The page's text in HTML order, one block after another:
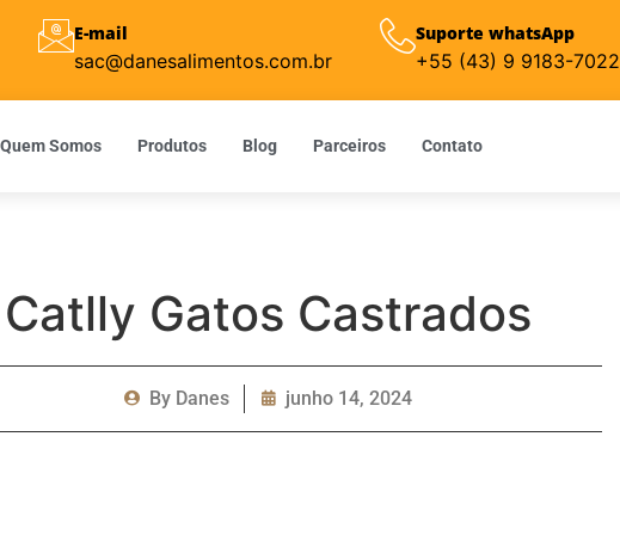
E-mail
sac@danesalimentos.com.br
Suporte whatsApp
+55 (43) 9 9183-7022
Quem Somos Produtos Blog Parceiros Contato
Catlly Gatos Castrados
ByDanes junho 14, 2024